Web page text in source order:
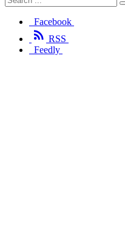
Facebook
 RSS
Feedly